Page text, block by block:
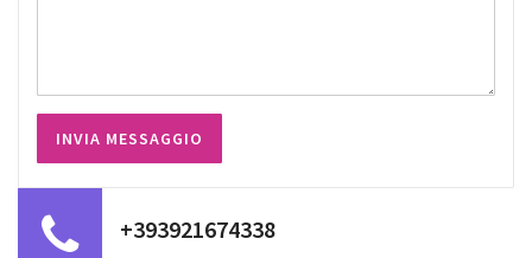
+393921674338